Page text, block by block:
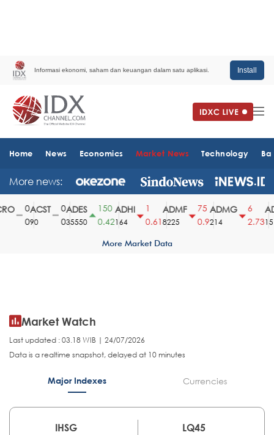
Informasi ekonomi, saham dan keuangan dalam satu aplikasi. Install
Home News Economics Market News Technology
More news:
ACST
90
ADES
35550
150
0.42
ADHI
164
0.61
ADMF
8225
75
0.9
ADMG
214
2.73
More Market Data
Market Watch
Last updated : 03.18 WIB | 24/07/2026
Data is a realtime snapshot, delayed at 10 minutes
Major Indexes Currencies
IHSG
LQ45